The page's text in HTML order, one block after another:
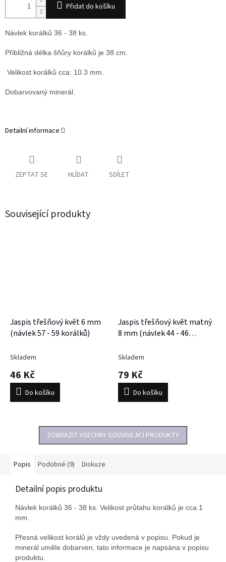
Přidat do košíku
Návlek korálků 36 - 38 ks.
Přibližná délka šňůry korálků je 38 cm.
Velikost korálků cca: 10.3 mm.
Dobarvovaný minerál.
Detailní informace
ZEPTAT SE HLÍDAT SDÍLET
Související produkty
Jaspis třešňový květ 6 mm
(návlek 57 - 59 korálků)
Skladem
46 Kč
Do košíku
Jaspis třešňový květ matný
8 mm (návlek 44 - 46
Skladem
79 Kč
Do košíku
ZOBRAZIT VŠECHNY SOUVISEJÍCÍ PRODUKTY
Popis Podobné (9) Diskuze
Detailní popis produktu
Návlek korálků 36 - 38 ks. Velikost průtahu korálků je cca 1
mm.
Přesná velikost korálů je vždy uvedená v popisu. Pokud je
minerál uměle dobarven, tato informace je napsána v popisu
produktu.